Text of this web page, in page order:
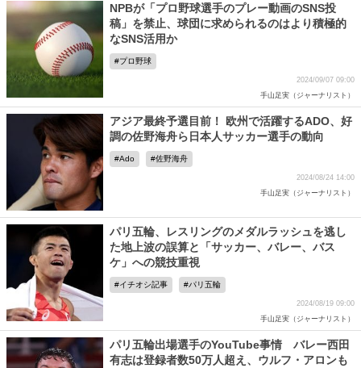
NPBが「プロ野球選手のプレー動画のSNS投
稿」を禁止、球団に求められるのはより積極的
なSNS活用か
プロ野球
2024/09/07 09:00
手山足実（ジャーナリスト）
アジア最終予選目前！ 欧州で活躍するADO、好
調の佐野海舟ら日本人サッカー選手の動向
Ado 佐野海舟
2024/08/24 14:00
手山足実（ジャーナリスト）
パリ五輪、レスリングのメダルラッシュを逃し
た地上波の誤算と「サッカー、バレー、バス
ケ」への競技重視
イチオシ記事 パリ五輪
2024/08/19 09:00
手山足実（ジャーナリスト）
パリ五輪出場選手のYouTube事情 バレー西田
有志は登録者数50万人超え、ウルフ・アロンも